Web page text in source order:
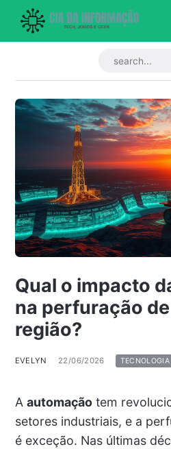
Qual o impacto
na perfuração
região?
EVELYN 22/06/2026 TECNOLOGIA
A automaçãotem
setores industriais, e a
é exceção. Nas últimas